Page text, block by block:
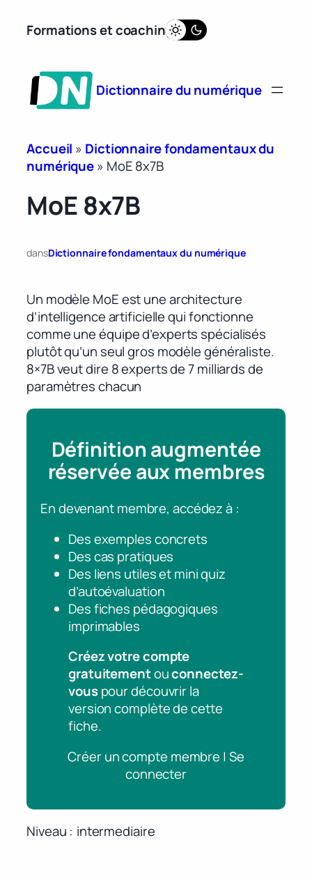
Formations et coaching
Dictionnaire du numérique
Accueil » Dictionnaire fondamentaux du
numérique» MoE 8x7B
MoE 8x7B
dansDictionnaire fondamentaux du numérique
Un modèle MoE est une architecture
d’intelligence artificielle qui fonctionne
comme une équipe d’experts spécialisés
plutôt qu’un seul gros modèle généraliste.
8×7B veut dire 8 experts de 7 milliards de
paramètres chacun
Définition augmentée
réservée aux membres
En devenant membre, accédez à :
Des exemples concrets
Des cas pratiques
Des liens utiles et mini quiz
d’autoévaluation
Des fiches pédagogiques
imprimables
Créez votre compte
gratuitementouconnectez-
vouspour découvrir la
version complète de cette
fiche.
Créer un compte membre | Se
connecter
Niveau intermediaire